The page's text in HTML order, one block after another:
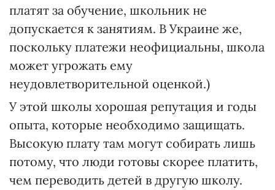
платят за обучение, школьник не
допускается к занятиям. В Украине же,
поскольку платежи неофициальны, школа
может угрожать ему
неудовлетворительной оценкой.)
У этой школы хорошая репутация и годы
опыта, которые необходимо защищать.
Высокую плату там могут собирать лишь
потому, что люди готовы скорее платить,
чем переводить детей в другую школу.